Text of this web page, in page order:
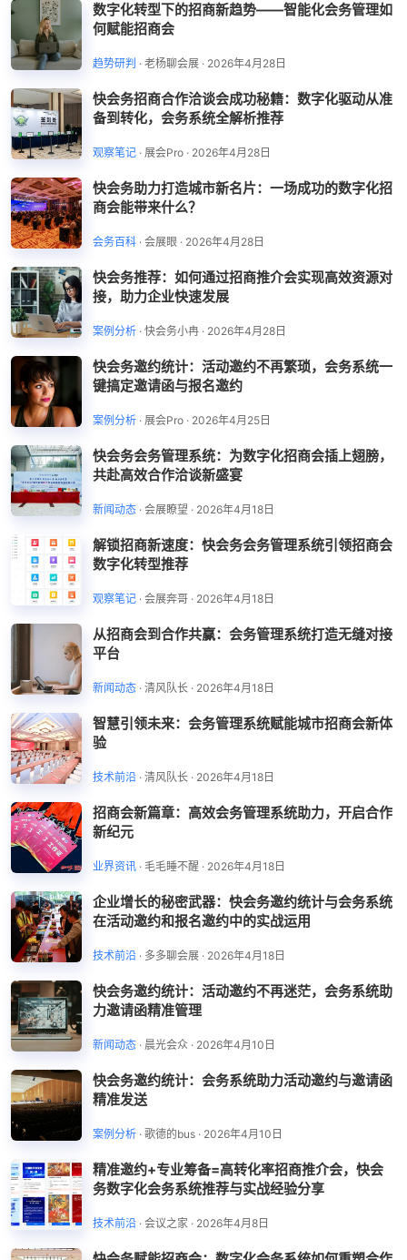
数字化转型下的招商新趋势——智能化会务管理如
何赋能招商会
趋势研判 · 老杨聊会展 · 2026年4月28日
快会务招商合作洽谈会成功秘籍：数字化驱动从准
备到转化，会务系统全解析推荐
观察笔记 · 展会Pro · 2026年4月28日
快会务助力打造城市新名片：一场成功的数字化招
商会能带来什么？
会务百科 · 会展眼 · 2026年4月28日
快会务推荐：如何通过招商推介会实现高效资源对
接，助力企业快速发展
案例分析 · 快会务小冉 · 2026年4月28日
快会务邀约统计：活动邀约不再繁琐，会务系统一
键搞定邀请函与报名邀约
案例分析 · 展会Pro · 2026年4月25日
快会务会务管理系统：为数字化招商会插上翅膀，
共赴高效合作洽谈新盛宴
新闻动态 · 会展瞭望 · 2026年4月18日
解锁招商新速度：快会务会务管理系统引领招商会
数字化转型推荐
观察笔记 · 会展奔哥 · 2026年4月18日
从招商会到合作共赢：会务管理系统打造无缝对接
平台
新闻动态 · 清风队长 · 2026年4月18日
智慧引领未来：会务管理系统赋能城市招商会新体
验
技术前沿 · 清风队长 · 2026年4月18日
招商会新篇章：高效会务管理系统助力，开启合作
新纪元
业界资讯 · 毛毛睡不醒 · 2026年4月18日
企业增长的秘密武器：快会务邀约统计与会务系统
在活动邀约和报名邀约中的实战运用
技术前沿 · 多多聊会展 · 2026年4月18日
快会务邀约统计：活动邀约不再迷茫，会务系统助
力邀请函精准管理
新闻动态 · 晨光会众 · 2026年4月10日
快会务邀约统计：会务系统助力活动邀约与邀请函
精准发送
案例分析 · 歌德的bus · 2026年4月10日
精准邀约+专业筹备=高转化率招商推介会，快会
务数字化会务系统推荐与实战经验分享
技术前沿 · 会议之家 · 2026年4月8日